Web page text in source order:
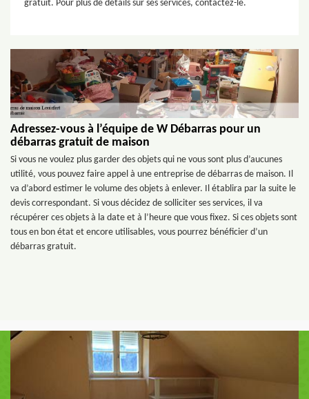
gratuit. Pour plus de détails sur ses services, contactez-le.
Adressez-vous à l’équipe de W Débarras pour un
débarras gratuit de maison
Si vous ne voulez plus garder des objets qui ne vous sont plus d’aucunes
utilité, vous pouvez faire appel à une entreprise de débarras de maison. Il
va d’abord estimer le volume des objets à enlever. Il établira par la suite le
devis correspondant. Si vous décidez de solliciter ses services, il va
récupérer ces objets à la date et à l’heure que vous fixez. Si ces objets sont
tous en bon état et encore utilisables, vous pourrez bénéficier d’un
débarras gratuit.